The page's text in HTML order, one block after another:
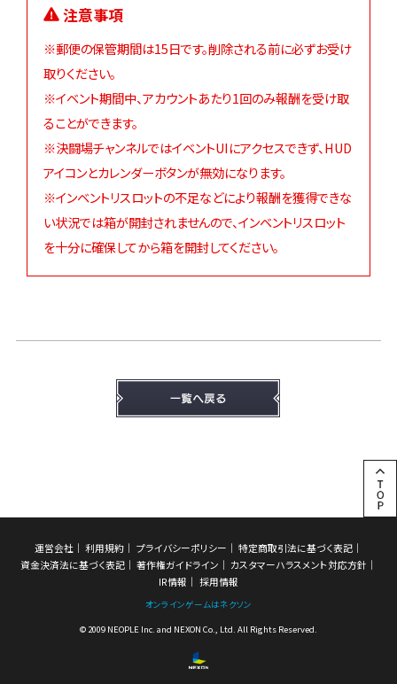
注意事項
※郵便の保管期間は15日です。削除される前に必ずお受け
取りください。
※イベント期間中、アカウントあたり1回のみ報酬を受け取
ることができます。
※決闘場チャンネルではイベントUIにアクセスできず、HUD
アイコンとカレンダーボタンが無効になります。
※インベントリスロットの不足などにより報酬を獲得できな
い状況では箱が開封されませんので、インベントリスロット
を十分に確保してから箱を開封してください。
運営会社 利用規約 プライバシーポリシー
特定商取引法に基づく表記
資金決済法に基づく表記
著作権ガイドライン
カスタマーハラスメント対応方針
IR情報
採用情報
オンラインゲームはネクソン
© 2009 NEOPLE Inc. and NEXON Co., Ltd. All Rights Reserved.